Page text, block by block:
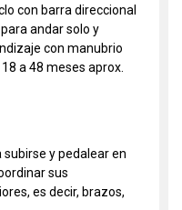
con barra direccional
andar solo y
con manubrio
a 48 meses aprox.
subirse y pedalear en
sus
es decir, brazos,